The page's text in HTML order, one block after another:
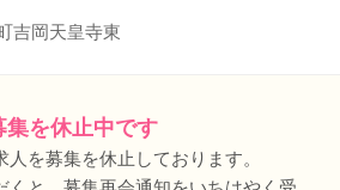
吉岡天皇寺東
集を休止中です
人を募集を休止しております。